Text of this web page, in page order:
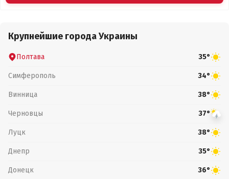
Крупнейшие города Украины
Полтава 35°
Симферополь 34°
Винница 38°
Черновцы 37°
Луцк 38°
Днепр 35°
Донецк 36°